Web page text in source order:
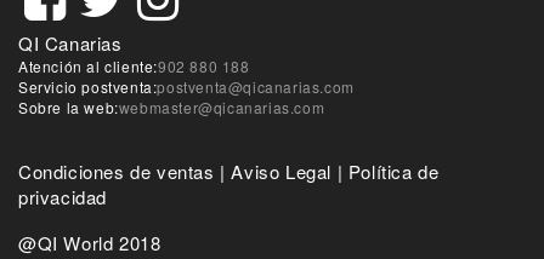
QI Canarias
Atención al cliente:902 880 188
Servicio postventa:postventa@qicanarias.com
Sobre la web:webmaster@qicanarias.com
Condiciones de ventas |Aviso Legal | Política de
privacidad
@QI World 2018